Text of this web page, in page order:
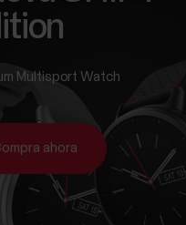
Multisport Watch
ahora